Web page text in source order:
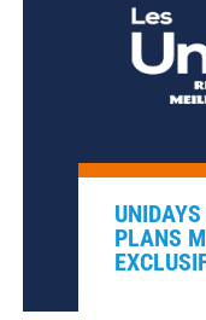
PLANS